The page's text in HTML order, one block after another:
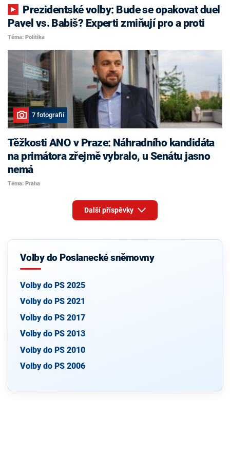
Pavel vs. Babiš? Experti zmiňují pro a proti
Téma: Politika
7 fotografií
Těžkosti ANO v Praze: Náhradního kandidáta
na primátora zřejmě vybralo, u Senátu jasno
nemá
Téma: Praha
Další příspěvky
Volby do Poslanecké sněmovny
Volby do PS 2025
Volby do PS 2021
Volby do PS 2017
Volby do PS 2013
Volby do PS 2010
Volby do PS 2006